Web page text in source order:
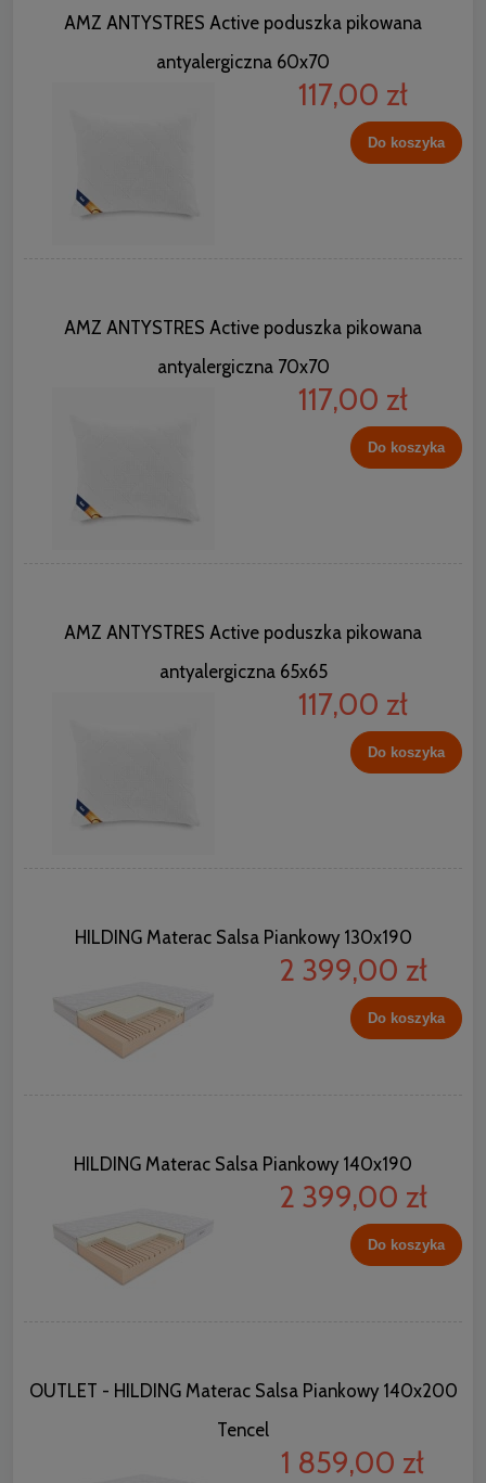
AMZ ANTYSTRES Active poduszka pikowana
antyalergiczna 60x70
117,00 zł
Do koszyka
AMZ ANTYSTRES Active poduszka pikowana
antyalergiczna 70x70
117,00 zł
Do koszyka
AMZ ANTYSTRES Active poduszka pikowana
antyalergiczna 65x65
117,00 zł
Do koszyka
HILDING Materac Salsa Piankowy 130x190
2 399,00 zł
Do koszyka
HILDING Materac Salsa Piankowy 140x190
2 399,00 zł
Do koszyka
OUTLET - HILDING Materac Salsa Piankowy 140x200
Tencel
1 859,00 zł